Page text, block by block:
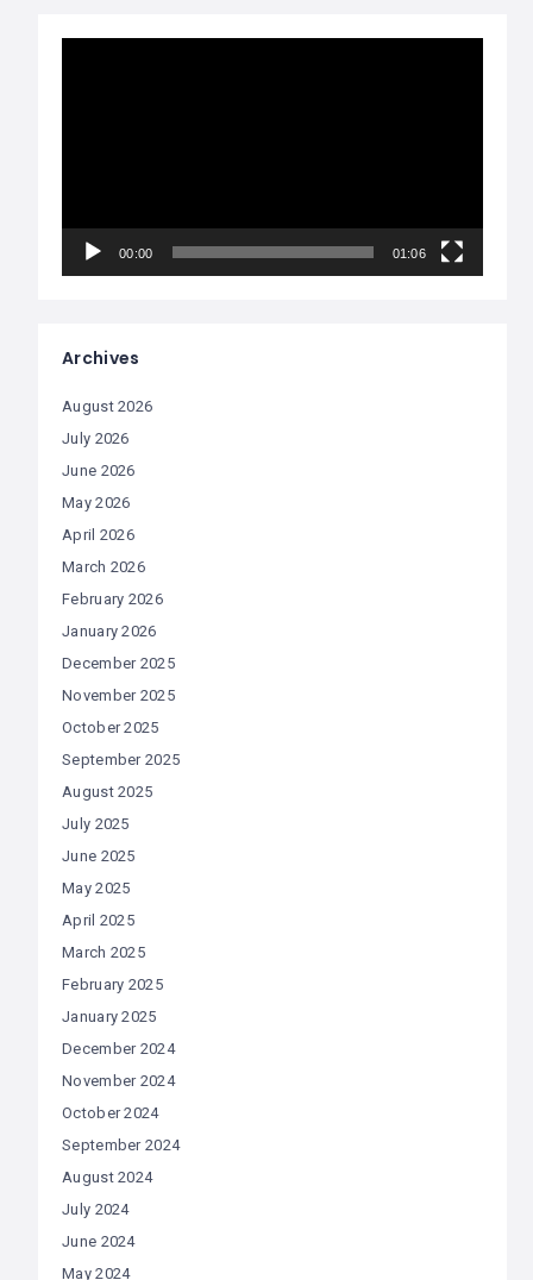
00:00 01:06
Archives
August 2026
July 2026
June 2026
May 2026
April 2026
March 2026
February 2026
January 2026
December 2025
November 2025
October 2025
September 2025
August 2025
July 2025
June 2025
May 2025
April 2025
March 2025
February 2025
January 2025
December 2024
November 2024
October 2024
September 2024
August 2024
July 2024
June 2024
May 2024